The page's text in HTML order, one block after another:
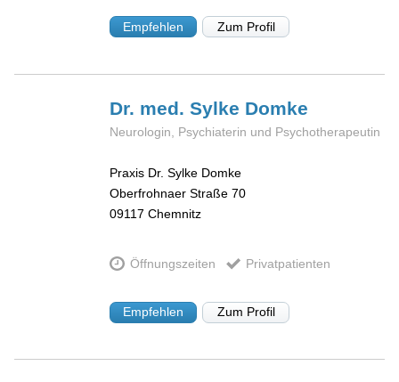
Empfehlen Zum Profil
Dr. med. Sylke Domke
Neurologin, Psychiaterin und Psychotherapeutin
Praxis Dr. Sylke Domke
Oberfrohnaer Straße 70
09117 Chemnitz
Öffnungszeiten Privatpatienten
Empfehlen Zum Profil